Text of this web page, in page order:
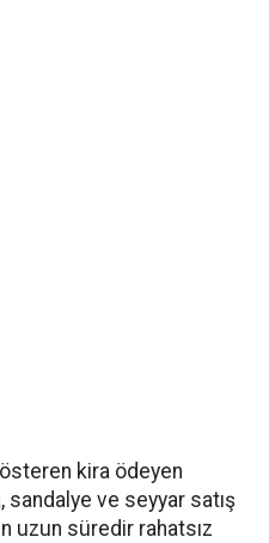
kira ödeyen
sandalye ve seyyar satış
uzun süredir rahatsız